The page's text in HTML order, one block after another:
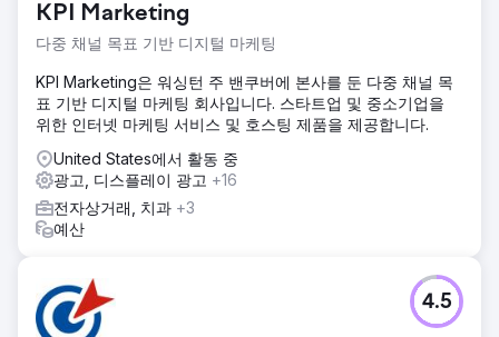
KPI Marketing
다중 채널 목표 기반 디지털 마케팅
KPI Marketing은 워싱턴 주 밴쿠버에 본사를 둔 다중 채널 목
표 기반 디지털 마케팅 회사입니다. 스타트업 및 중소기업을
위한 인터넷 마케팅 서비스 및 호스팅 제품을 제공합니다.
United States에서 활동 중
광고, 디스플레이 광고 +16
전자상거래, 치과 +3
예산
4.5